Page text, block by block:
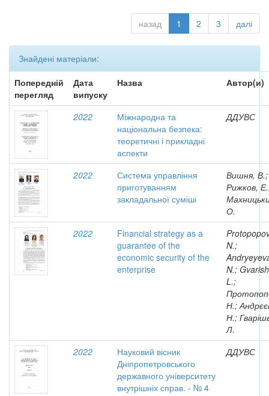
назад 1 2 3 далі
Знайдені матеріали:
Попередній
перегляд
Дата
випуску
Назва Автор(и)
2022
Міжнародна та
національна безпека:
теоретичні і прикладні
аспекти
ДДУВС
2022
Система управління
приготуванням
закладальної суміші
Вишня, В.;
Рижков,
О.
2022
Financial strategy as a
guarantee of the
economic security of the
enterprise
N.;
N.;
L.;
Н.;
Н.;
Л.
2022
Науковий вісник
Дніпропетровського
державного університету
внутрішніх справ. - № 4
ДДУВС